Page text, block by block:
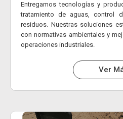
Entregamos tecnologías y
tratamiento de aguas, control
residuos. Nuestras soluciones
con normativas ambientales y
operaciones industriales.
Ver